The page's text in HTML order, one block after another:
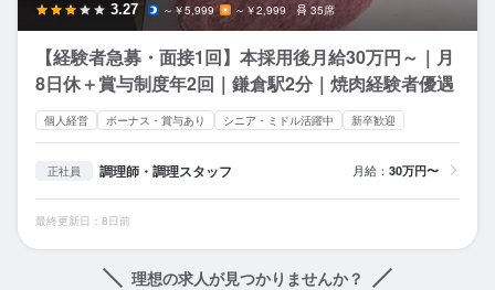
3.27 ～￥5,999 ～￥2,999 35席
【経験者急募・面接1回】本採用後月給30万円～｜月
8日休＋賞与制度年2回｜鎌倉駅2分｜焼肉経験者優遇
個人経営 ボーナス・賞与あり シニア・ミドル活躍中 新卒歓迎
正社員 調理師・調理スタッフ 月給： 30万円〜
最終更新日：8日前
理想の求人が見つかりませんか？